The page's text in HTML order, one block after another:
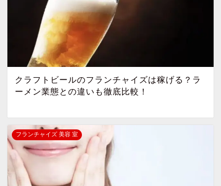
クラフトビールのフランチャイズは稼げる？ラ
ーメン業態との違いも徹底比較！
フランチャイズ 美容 室